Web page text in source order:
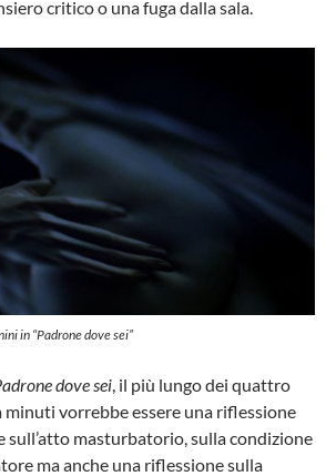
critico o una fuga dalla sala.
in “Padrone dove sei”
dove sei, il più lungo dei quattro
vorrebbe essere una riflessione
sull’atto masturbatorio, sulla condizione
ma anche una riflessione sulla